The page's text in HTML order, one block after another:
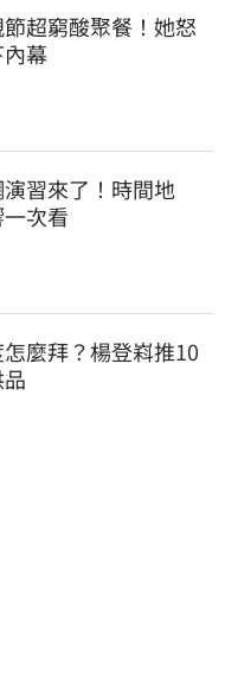
超窮酸聚餐！她怒
幕
習來了！時間地
次看
麼拜？楊登嵙推10